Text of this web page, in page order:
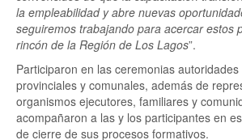
la empleabilidad y abre nuevas
seguiremos trabajando para acercar estos
rincón de la Región de Los Lagos”.
Participaron en las ceremonias
provinciales y comunales, además de
organismos ejecutores, familiares y
acompañaron a las y los participantes en
de cierre de sus procesos formativos.